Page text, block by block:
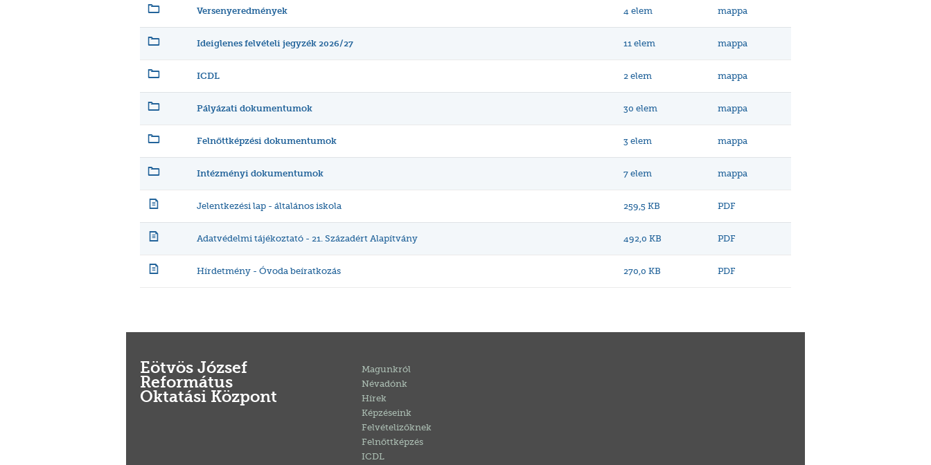
Versenyeredmények 4 elem mappa
Ideiglenes felvételi jegyzék 2026/27 11 elem mappa
ICDL 2 elem mappa
Pályázati dokumentumok 30 elem mappa
Felnőttképzési dokumentumok 3 elem mappa
Intézményi dokumentumok 7 elem mappa
Jelentkezési lap - általános iskola 259,5 KB PDF
Adatvédelmi tájékoztató - 21. Századért Alapítvány 492,0 KB PDF
Hírdetmény - Óvoda beíratkozás 270,0 KB PDF
Eötvös József
Református
Oktatási Központ
Magunkról
Névadónk
Hírek
Képzéseink
Felvételizőknek
Felnőttképzés
ICDL